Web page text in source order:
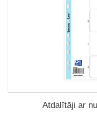
Atdalītāji ar